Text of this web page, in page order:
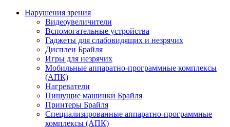
Нарушения зрения
Видеоувеличители
Вспомогательные устройства
Гаджеты для слабовидящих и незрячих
Дисплеи Брайля
Игры для незрячих
Мобильные аппаратно-программные комплексы
(АПК)
Нагреватели
Пишущие машинки Брайля
Принтеры Брайля
Специализированные аппаратно-программные
комплексы (АПК)